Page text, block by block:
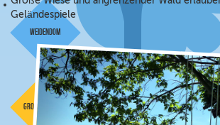
Weidendom
große Scheune
Geländespiele